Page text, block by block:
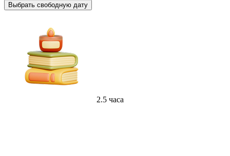
Выбрать свободную дату
2.5 часа